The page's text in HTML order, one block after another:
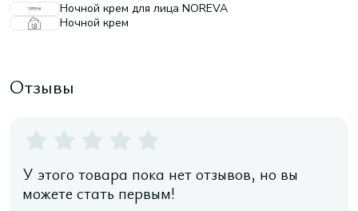
Ночной крем для лица NOREVA
Ночной крем
Отзывы
У этого товара пока нет отзывов, но вы
можете стать первым!